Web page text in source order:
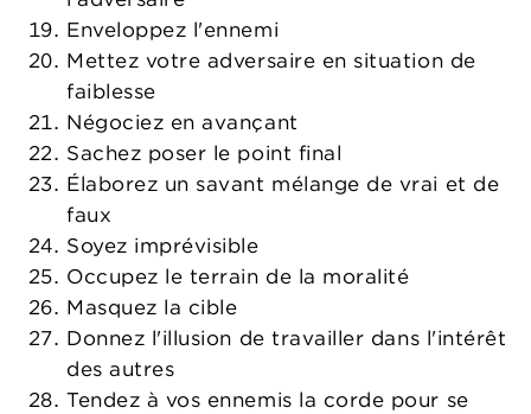
Enveloppez l'ennemi
Mettez votre adversaire en situation de
faiblesse
Négociez en avançant
Sachez poser le point final
Élaborez un savant mélange de vrai et de
faux
Soyez imprévisible
Occupez le terrain de la moralité
Masquez la cible
Donnez l'illusion de travailler dans l'intérêt
des autres
Tendez à vos ennemis la corde pour se